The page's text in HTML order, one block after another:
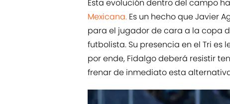
Esta evolución dentro del campo
Mexicana. Es un hecho que Javier
para el jugador de cara a la copa
futbolista. Su presencia en el Tri
por ende, Fidalgo deberá resistir
frenar de inmediato esta